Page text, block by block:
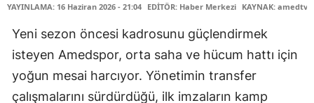
YAYINLAMA: 16 Haziran 2026 - 21:04 EDİTÖR: Haber Merkezi KAYNAK:
Yeni sezon öncesi kadrosunu güçlendirmek
isteyen Amedspor, orta saha ve hücum hattı için
yoğun mesai harcıyor. Yönetimin transfer
çalışmalarını sürdürdüğü, ilk imzaların kamp